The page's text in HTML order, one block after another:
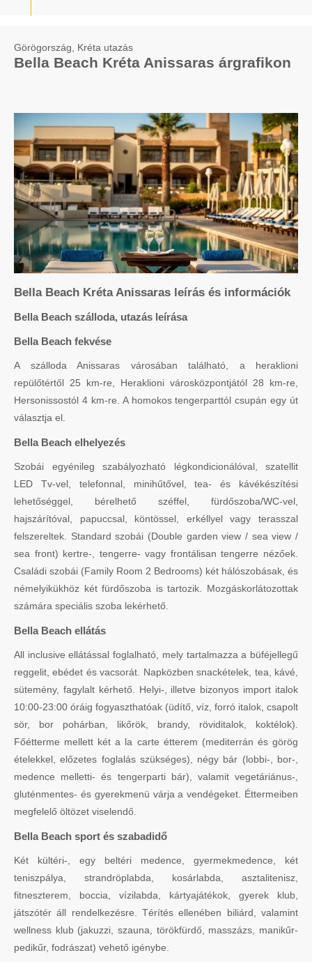
Görögország, Kréta utazás
Bella Beach Kréta Anissaras árgrafikon
Bella Beach Kréta Anissaras leírás és információk
Bella Beach szálloda, utazás leírása
Bella Beach fekvése
A szálloda Anissaras városában található, a heraklioni
repülőtértől 25 km-re, Heraklioni városközpontjától 28 km-re,
Hersonissostól 4 km-re. A homokos tengerparttól csupán egy út
választja el.
Bella Beach elhelyezés
Szobái egyénileg szabályozható légkondicionálóval, szatellit
LED Tv-vel, telefonnal, minihűtővel, tea- és kávékészítési
lehetőséggel, bérelhető széffel, fürdőszoba/WC-vel,
hajszárítóval, papuccsal, köntössel, erkéllyel vagy terasszal
felszereltek. Standard szobái (Double garden view / sea view /
sea front) kertre-, tengerre- vagy frontálisan tengerre nézőek.
Családi szobái (Family Room 2 Bedrooms) két hálószobásak, és
némelyikükhöz két fürdőszoba is tartozik. Mozgáskorlátozottak
számára speciális szoba lekérhető.
Bella Beach ellátás
All inclusive ellátással foglalható, mely tartalmazza a büféjellegű
reggelit, ebédet és vacsorát. Napközben snackételek, tea, kávé,
sütemény, fagylalt kérhető. Helyi-, illetve bizonyos import italok
10:00-23:00 óráig fogyaszthatóak (üdítő, víz, forró italok, csapolt
sör, bor pohárban, likőrök, brandy, röviditalok, koktélok).
Főétterme mellett két a la carte étterem (mediterrán és görög
ételekkel, előzetes foglalás szükséges), négy bár (lobbi-, bor-,
medence melletti- és tengerparti bár), valamit vegetáriánus-,
gluténmentes- és gyerekmenü várja a vendégeket. Éttermeiben
megfelelő öltözet viselendő.
Bella Beach sport és szabadidő
Két kültéri-, egy beltéri medence, gyermekmedence, két
teniszpálya, strandröplabda, kosárlabda, asztalitenisz,
fitneszterem, boccia, vízilabda, kártyajátékok, gyerek klub,
játszótér áll rendelkezésre. Térítés ellenében biliárd, valamint
wellness klub (jakuzzi, szauna, törökfürdő, masszázs, manikűr-
pedikűr, fodrászat) vehető igénybe.